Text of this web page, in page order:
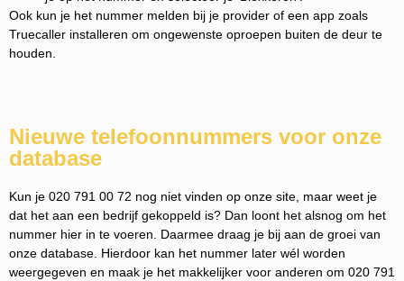
Ook kun je het nummer melden bij je provider of een app zoals
Truecaller installeren om ongewenste oproepen buiten de deur te
houden.
Nieuwe telefoonnummers voor onze
database
Kun je 020 791 00 72 nog niet vinden op onze site, maar weet je
dat het aan een bedrijf gekoppeld is? Dan loont het alsnog om het
nummer hier in te voeren. Daarmee draag je bij aan de groei van
onze database. Hierdoor kan het nummer later wél worden
weergegeven en maak je het makkelijker voor anderen om 020 791